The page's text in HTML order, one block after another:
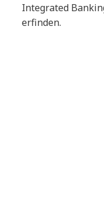
Integrated
erfinden.